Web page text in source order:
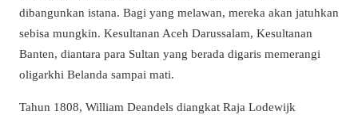
dibangunkan istana. Bagi yang melawan, mereka akan jatuhkan
sebisa mungkin. Kesultanan Aceh Darussalam, Kesultanan
Banten, diantara para Sultan yang berada digaris memerangi
oligarkhi Belanda sampai mati.
Tahun 1808, William Deandels diangkat Raja Lodewijk